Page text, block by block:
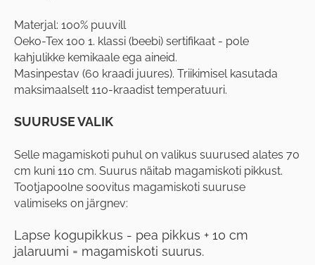
Materjal: 100% puuvill
Oeko-Tex 100 1. klassi (beebi) sertifikaat - pole
kahjulikke kemikaale ega aineid.
Masinpestav (60 kraadi juures). Triikimisel kasutada
maksimaalselt 110-kraadist temperatuuri.
SUURUSE VALIK
Selle magamiskoti puhul on valikus suurused alates 70
cm kuni 110 cm. Suurus näitab magamiskoti pikkust.
Tootjapoolne soovitus magamiskoti suuruse
valimiseks on järgnev:
Lapse kogupikkus - pea pikkus + 10 cm
jalaruumi = magamiskoti suurus.